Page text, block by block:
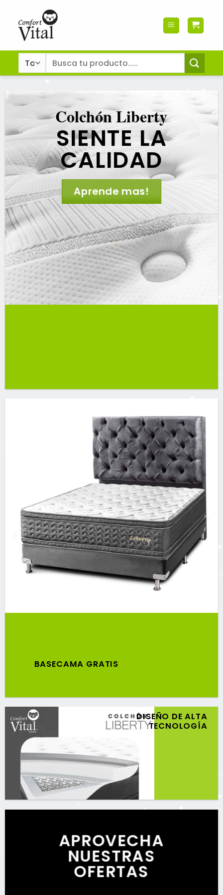
contenido
Buscar
Colchón Liberty
SIENTE LA
CALIDAD
Aprende mas!
BASECAMA GRATIS
DISEÑO DE ALTA
TECNOLOGÍA
APROVECHA
NUESTRAS
OFERTAS